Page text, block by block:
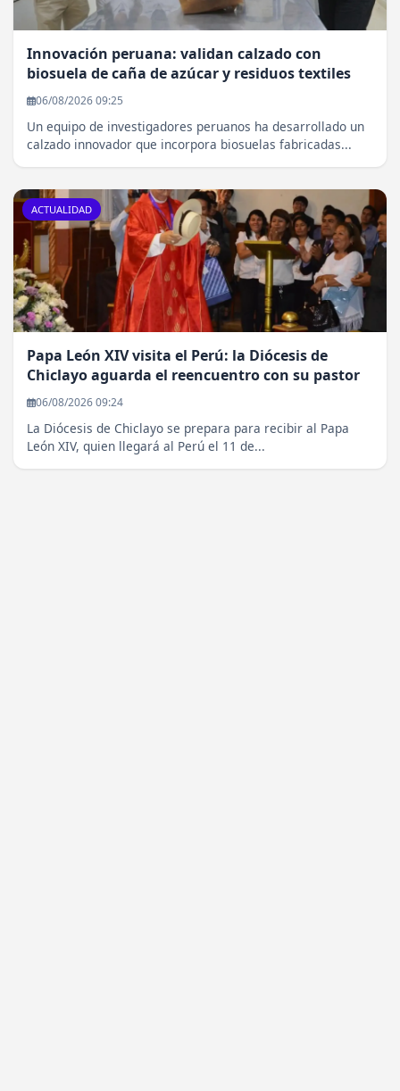
Innovación peruana: validan calzado con
biosuela de caña de azúcar y residuos textiles
06/08/2026 09:25
Un equipo de investigadores peruanos ha desarrollado un
calzado innovador que incorpora biosuelas fabricadas...
ACTUALIDAD
Papa León XIV visita el Perú: la Diócesis de
Chiclayo aguarda el reencuentro con su pastor
06/08/2026 09:24
La Diócesis de Chiclayo se prepara para recibir al Papa
León XIV, quien llegará al Perú el 11 de...